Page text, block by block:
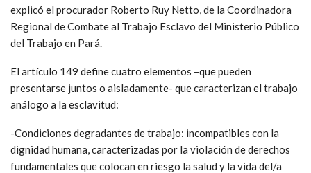
explicó el procurador Roberto Ruy Netto, de la Coordinadora
Regional de Combate al Trabajo Esclavo del Ministerio Público
del Trabajo en Pará.
El artículo 149 define cuatro elementos –que pueden
presentarse juntos o aisladamente- que caracterizan el trabajo
análogo a la esclavitud:
-Condiciones degradantes de trabajo: incompatibles con la
dignidad humana, caracterizadas por la violación de derechos
fundamentales que colocan en riesgo la salud y la vida del/a